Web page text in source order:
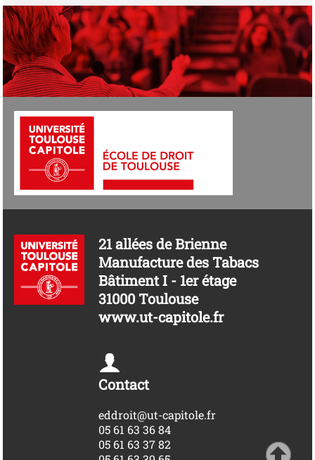
21 allées de Brienne
Manufacture des Tabacs
Bâtiment I - 1er étage
31000 Toulouse
www.ut-capitole.fr
Contact
eddroit@ut-capitole.fr
05 61 63 36 84
05 61 63 37 82